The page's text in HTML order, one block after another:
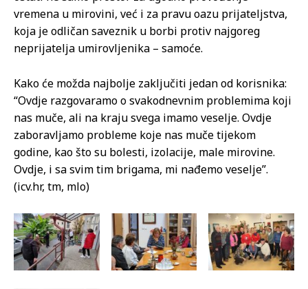
vremena u mirovini, već i za pravu oazu prijateljstva,
koja je odličan saveznik u borbi protiv najgoreg
neprijatelja umirovljenika – samoće.
Kako će možda najbolje zaključiti jedan od korisnika:
“Ovdje razgovaramo o svakodnevnim problemima koji
nas muče, ali na kraju svega imamo veselje. Ovdje
zaboravljamo probleme koje nas muče tijekom
godine, kao što su bolesti, izolacije, male mirovine.
Ovdje, i sa svim tim brigama, mi nađemo veselje”.
(icv.hr, tm, mlo)